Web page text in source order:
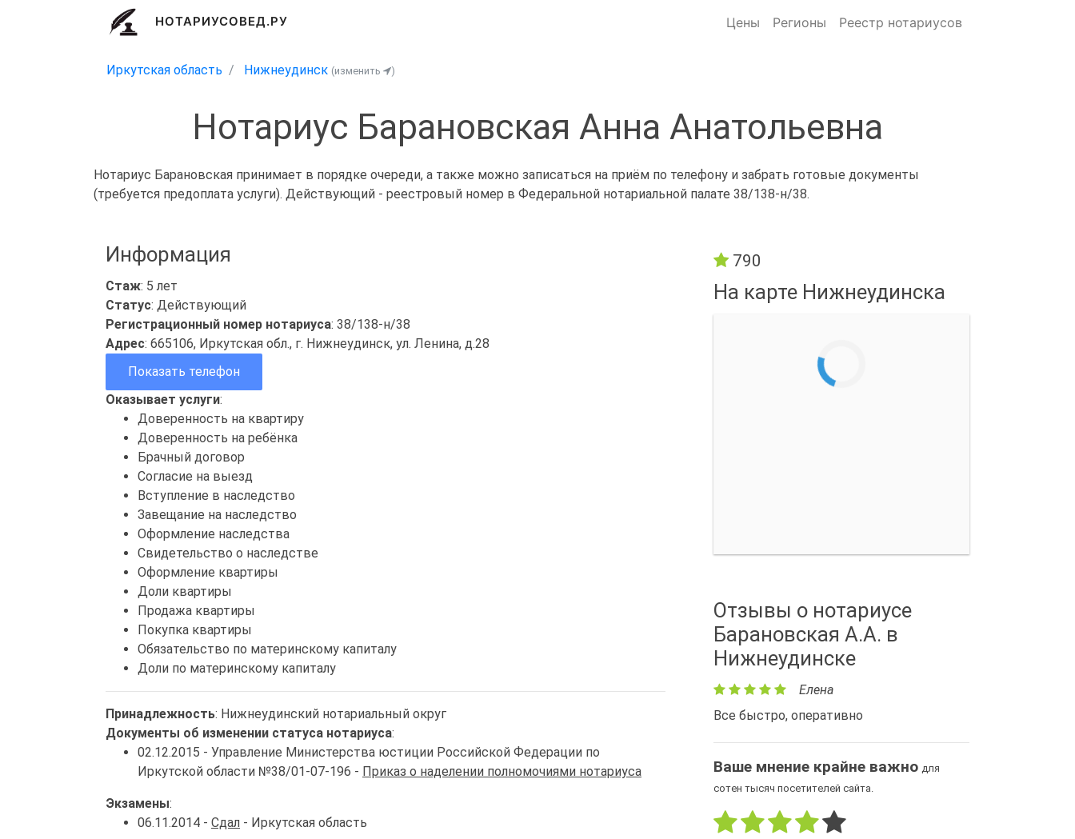
НОТАРИУСОВЕД.РУ Цены Регионы Реестр нотариусов
Иркутская область Нижнеудинск (изменить )
Нотариус Барановская Анна Анатольевна
Нотариус Барановская принимает в порядке очереди, а также можно записаться на приём по телефону и забрать готовые документы
(требуется предоплата услуги). Действующий - реестровый номер в Федеральной нотариальной палате 38/138-н/38.
Информация
Стаж: 5 лет
Статус: Действующий
Регистрационный номер нотариуса: 38/138-н/38
Адрес: 665106, Иркутская обл., г. Нижнеудинск, ул. Ленина, д.28
Показать телефон
Оказывает услуги:
Доверенность на квартиру
Доверенность на ребёнка
Брачный договор
Согласие на выезд
Вступление в наследство
Завещание на наследство
Оформление наследства
Свидетельство о наследстве
Оформление квартиры
Доли квартиры
Продажа квартиры
Покупка квартиры
Обязательство по материнскому капиталу
Доли по материнскому капиталу
Принадлежность: Нижнеудинский нотариальный округ
Документы об изменении статуса нотариуса:
02.12.2015 - Управление Министерства юстиции Российской Федерации по
Иркутской области №38/01-07-196 - Приказ о наделении полномочиями нотариуса
Экзамены:
06.11.2014 - Сдал - Иркутская область
790
На карте Нижнеудинска
Отзывы о нотариусе
Барановская А.А. в
Нижнеудинске
Елена
Все быстро, оперативно
Ваше мнение крайне важно для
сотен тысяч посетителей сайта.